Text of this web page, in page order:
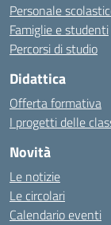
Personale
Famiglie e studenti
Percorsi di studio
Didattica
Offerta formativa
I progetti delle
Novità
Le notizie
Le circolari
Calendario eventi